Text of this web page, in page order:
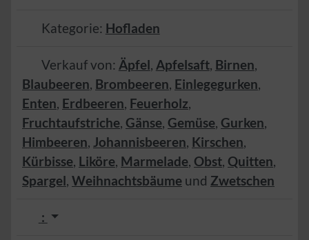
Kategorie: Hofladen
Verkauf von: Äpfel Apfelsaft, Birnen
Blaubeeren Brombeeren Einlegegurken
Enten Erdbeeren Feuerholz
Fruchtaufstriche Gänse Gemüse Gurken
Himbeeren Johannisbeeren Kirschen
Kürbisse Liköre Marmelade Obst Quitten
Spargel Weihnachtsbäume und Zwetschen
: